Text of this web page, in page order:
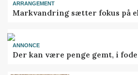
ARRANGEMENT
Markvandring sætter fokus på
ANNONCE
Der kan være penge gemt, i